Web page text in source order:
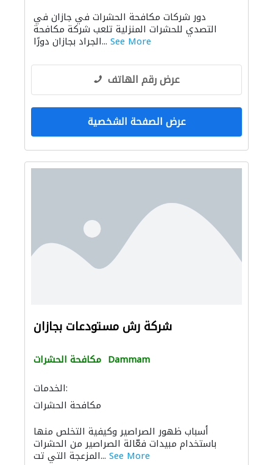
دور شركات مكافحة الحشرات في جازان في
التصدي للحشرات المنزلية تلعب شركة مكافحة
الجراد بجازان دورًا... See More
عرض رقم الهاتف
عرض الصفحة الشخصية
شركة رش مستودعات بجازان
مكافحة الحشرات Dammam
الخدمات:
مكافحة الحشرات
أسباب ظهور الصراصير وكيفية التخلص منها
باستخدام مبيدات فعّالة الصراصير من الحشرات
المزعجة التي تت... See More